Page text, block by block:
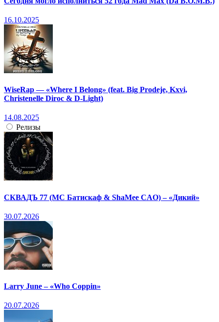
16.10.2025
WiseRap — «Where I Belong» (feat. Big Prodeje, Kxvi,
Christenelle Diroc & D-Light)
14.08.2025
Релизы
СКВАДЪ 77 (МС Батискаф & ShaMee CAO) – «Дикий»
30.07.2026
Larry June – «Who Coppin»
20.07.2026